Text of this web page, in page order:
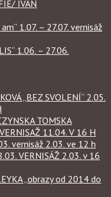
IVAN
1.07. – 27.07. vernisáž
1.06. – 27.06.
„BEZ SVOLENÍ“ 2.05.
TOMSKA
11.04. V 16 H
vernisáž 2.03. ve 12 h
VERNISÁŽ 2.03. v 16
„obrazy od 2014 do